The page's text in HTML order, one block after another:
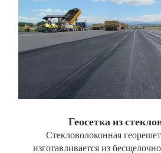
Геосетка из
Стекловолоконная
изготавливается из